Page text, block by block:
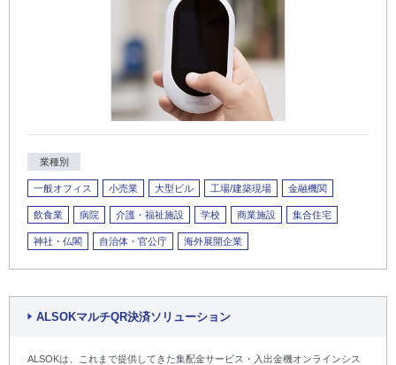
業種別
一般オフィス 小売業 大型ビル 工場/建築現場 金融機関
飲食業 病院 介護・福祉施設 学校 商業施設 集合住宅
神社・仏閣 自治体・官公庁 海外展開企業
ALSOKマルチQR決済ソリューション
ALSOKは、これまで提供してきた集配金サービス・入出金機オンラインシス